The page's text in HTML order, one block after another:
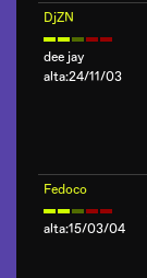
DjZN
dee jay
alta:24/11/03
Fedoco
alta:15/03/04